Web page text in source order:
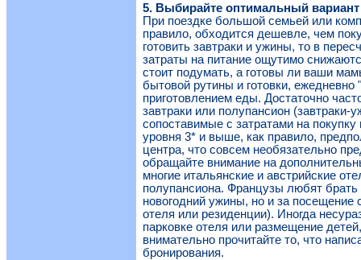
5. Выбирайте оптимальный
При поездке большой семьей или
правило, обходится дешевле, чем
готовить завтраки и ужины, то в
затраты на питание ощутимо
стоит подумать, а готовы ли ваши
бытовой рутины и готовки, ежедневно
приготовлением еды. Достаточно
завтраки или полупансион
сопоставимые с затратами на
уровня 3* и выше, как правило,
центра, что совсем необязательно
обращайте внимание на
многие итальянские и австрийские
полупансиона. Французы любят брать
новогодний ужины, но и за посещение
отеля или резиденции). Иногда
парковке отеля или размещение
внимательно прочитайте то, что
бронирования.